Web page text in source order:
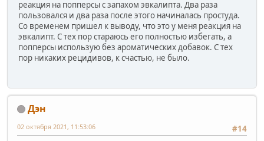
реакция на попперсы с запахом эвкалипта. Два раза
пользовался и два раза после этого начиналась простуда.
Со временем пришел к выводу, что это у меня реакция на
эвкалипт. С тех пор стараюсь его полностью избегать, а
попперсы использую без ароматических добавок. С тех
пор никаких рецидивов, к счастью, не было.
Дэн
#14
02 октября 2021, 11:53:06